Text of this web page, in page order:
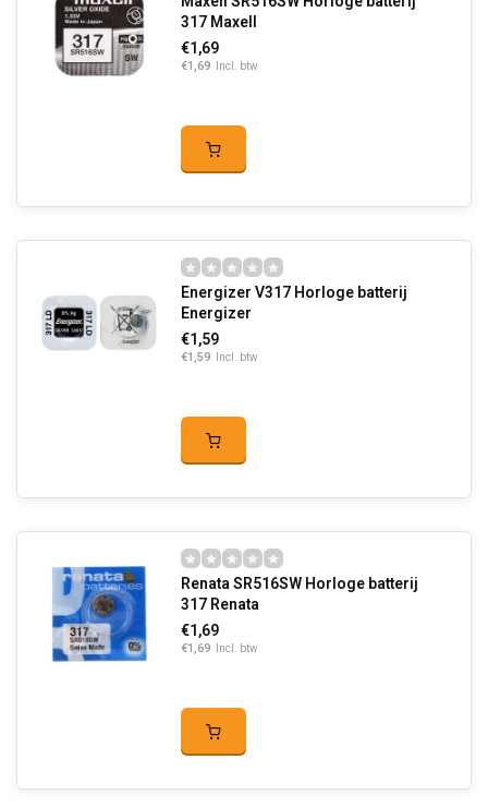
317 Maxell
€1,69
€1,69 Incl. btw
Energizer V317 Horloge batterij
Energizer
€1,59
€1,59 Incl. btw
Renata SR516SW Horloge batterij
317 Renata
€1,69
€1,69 Incl. btw